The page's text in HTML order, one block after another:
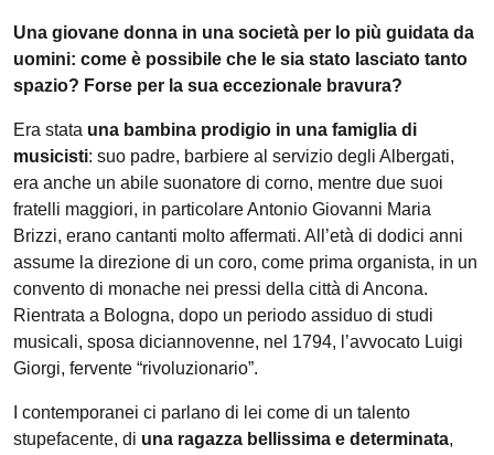
Una giovane donna in una società per lo più guidata da
uomini: come è possibile che le sia stato lasciato tanto
spazio? Forse per la sua eccezionale bravura?
Era stata una bambina prodigio in una famiglia di
musicisti: suo padre, barbiere al servizio degli Albergati,
era anche un abile suonatore di corno, mentre due suoi
fratelli maggiori, in particolare Antonio Giovanni Maria
Brizzi, erano cantanti molto affermati. All’età di dodici anni
assume la direzione di un coro, come prima organista, in un
convento di monache nei pressi della città di Ancona.
Rientrata a Bologna, dopo un periodo assiduo di studi
musicali, sposa diciannovenne, nel 1794, l’avvocato Luigi
Giorgi, fervente “rivoluzionario”.
I contemporanei ci parlano di lei come di un talento
stupefacente, di una ragazza bellissima e determinata,